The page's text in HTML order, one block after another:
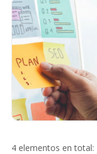
4 elementos en total: